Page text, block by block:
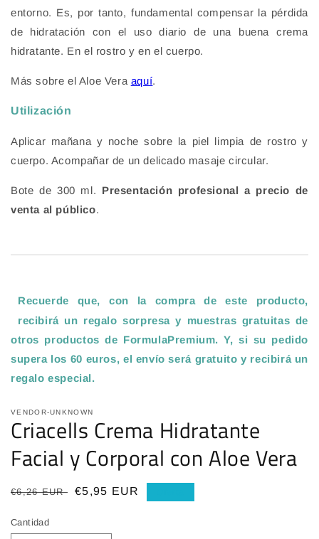
entorno. Es, por tanto, fundamental compensar la pérdida
de hidratación con el uso diario de una buena crema
hidratante. En el rostro y en el cuerpo.
Más sobre el Aloe Vera aquí.
Utilización
Aplicar mañana y noche sobre la piel limpia de rostro y
cuerpo. Acompañar de un delicado masaje circular.
Bote de 300 ml. Presentación profesional a precio de
venta al público.
Recuerde que, con la compra de este producto,
recibirá un regalo sorpresa y muestras gratuitas de
otros productos de FormulaPremium. Y, si su pedido
supera los 60 euros, el envío será gratuito y recibirá un
regalo especial.
VENDOR-UNKNOWN
Criacells Crema Hidratante
Facial y Corporal con Aloe Vera
Precio
€6,26 EUR
Precio
€5,95 EUR
Cantidad